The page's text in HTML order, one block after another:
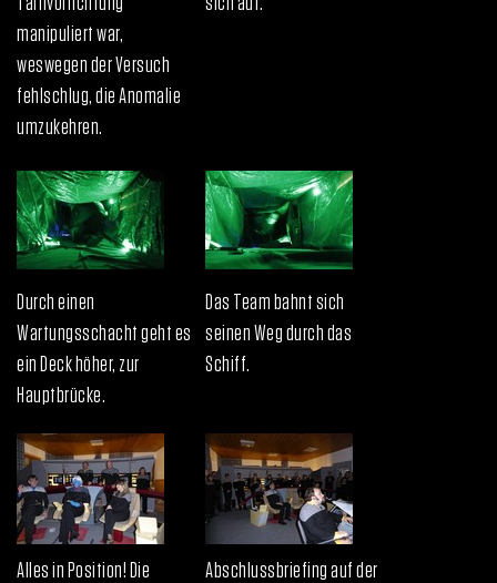
manipuliert war,
weswegen der Versuch
fehlschlug, die Anomalie
umzukehren.
Durch einen
Wartungsschacht geht es
ein Deck höher, zur
Hauptbrücke.
Das Team bahnt sich
seinen Weg durch das
Schiff.
Alles in Position! Die
Abschlussbriefing auf der